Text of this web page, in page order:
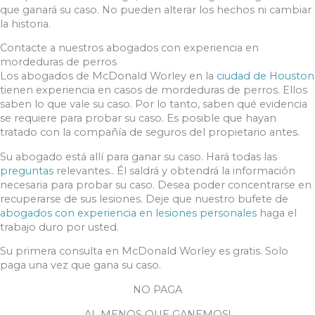
que ganará su caso. No pueden alterar los hechos ni cambiar
la historia.
Contacte a nuestros abogados con experiencia en
mordeduras de perros
Los abogados de McDonald Worley en la ciudad de Houston
tienen experiencia en casos de mordeduras de perros. Ellos
saben lo que vale su caso. Por lo tanto, saben qué evidencia
se requiere para probar su caso. Es posible que hayan
tratado con la compañía de seguros del propietario antes.
Su abogado está allí para ganar su caso. Hará todas las
preguntas relevantes.. Él saldrá y obtendrá la información
necesaria para probar su caso. Desea poder concentrarse en
recuperarse de sus lesiones. Deje que nuestro bufete de
abogados con experiencia en lesiones personales haga el
trabajo duro por usted.
Su primera consulta en McDonald Worley es gratis. Solo
paga una vez que gana su caso.
NO PAGA